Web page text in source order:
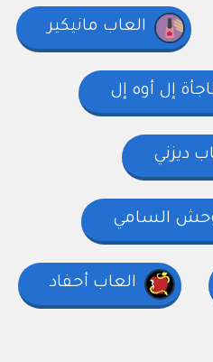
العاب مانيكير
إل أوه إل
ديزني
السامي
العاب أحفاد